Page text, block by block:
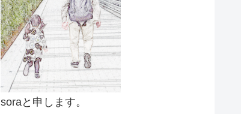
soraと申します。